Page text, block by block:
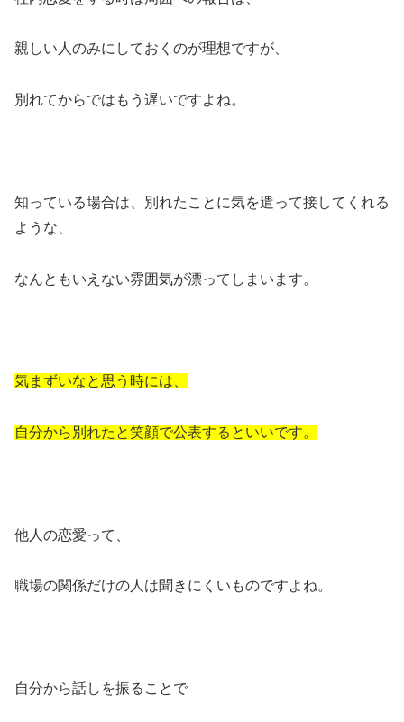
親しい人のみにしておくのが理想ですが、
別れてからではもう遅いですよね。
知っている場合は、別れたことに気を遣って接してくれる
ような、
なんともいえない雰囲気が漂ってしまいます。
気まずいなと思う時には、
自分から別れたと笑顔で公表するといいです。
他人の恋愛って、
職場の関係だけの人は聞きにくいものですよね。
自分から話しを振ることで